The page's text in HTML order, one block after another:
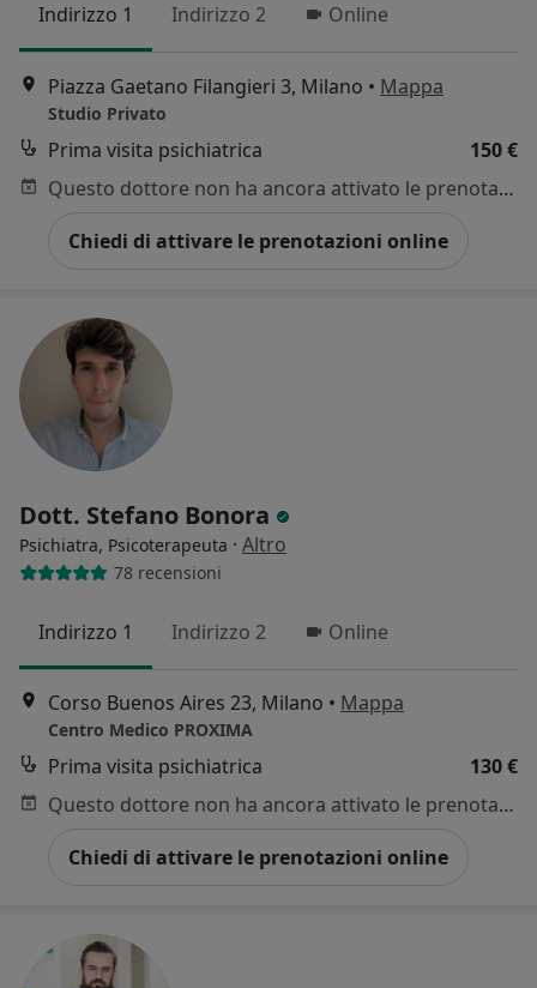
Indirizzo 1 Indirizzo 2 Online
Piazza Gaetano Filangieri 3, Milano • Mappa
Studio Privato
Prima visita psichiatrica
150 €
Questo dottore non ha ancora attivato le prenotazioni online presso questo indirizzo.
Chiedi di attivare le prenotazioni online
Dott. Stefano Bonora
Psichiatra, Psicoterapeuta · Altro
78 recensioni
Indirizzo 1 Indirizzo 2 Online
Corso Buenos Aires 23, Milano • Mappa
Centro Medico PROXIMA
Prima visita psichiatrica
130 €
Questo dottore non ha ancora attivato le prenotazioni online presso questo indirizzo.
Chiedi di attivare le prenotazioni online